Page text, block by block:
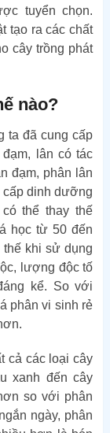
tuyển chọn.
tạo ra các chất
cây trồng phát
nào?
ta đã cung cấp
lân có tác
đạm, phân lân
cấp dinh dưỡng
thể thay thế
học từ 50 đến
khi sử dụng
lượng độc tố
kể. So với
phân vi sinh rẻ
cả các loại cây
xanh đến cây
so với phân
ngày, phân